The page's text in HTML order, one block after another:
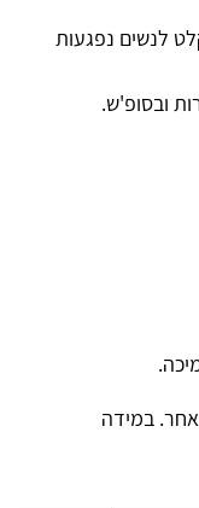
לנשים נפגעות
ובסופ'ש.
במידה